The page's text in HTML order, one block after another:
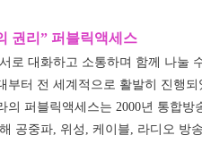
권리” 퍼블릭액세스
로 대화하고 소통하며 함께 나눌
부터 전 세계적으로 활발히 진행
의 퍼블릭액세스는 2000년 통합
공중파, 위성, 케이블, 라디오 방